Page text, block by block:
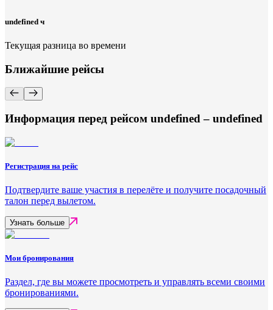
undefined ч
Текущая разница во времени
Ближайшие рейсы
Информация перед рейсом undefined – undefined
Регистрация на рейс
Подтвердите ваше участия в перелёте и получите посадочный
талон перед вылетом.
Узнать больше
Мои бронирования
Раздел, где вы можете просмотреть и управлять всеми своими
бронированиями.